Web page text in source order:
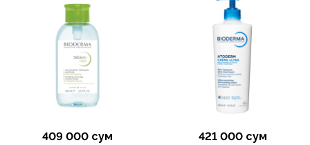
409 000 сум 421 000 сум